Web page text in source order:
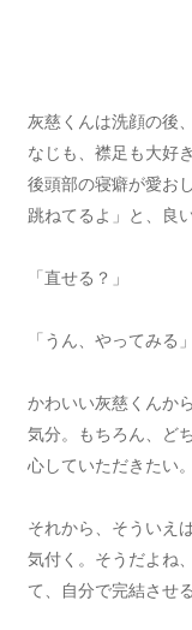
灰慈くんは洗顔の後
なじも、襟足も大好
後頭部の寝癖が愛お
跳ねてるよ」と、良
「直せる？」
「うん、やってみる」
かわいい灰慈くんか
気分。もちろん、ど
心していただきたい。
それから、そういえ
気付く。そうだよね
て、自分で完結させ